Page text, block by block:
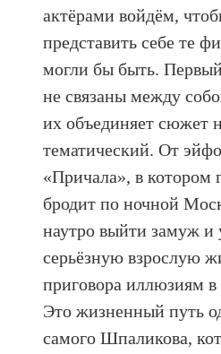
актёрами войдём,
представить себе те
могли бы быть.
не связаны между
их объединяет сюжет
тематический. От
«Причала», в котором
бродит по ночной
наутро выйти замуж и
серьёзную взрослую
приговора иллюзиям в
Это жизненный путь
самого Шпаликова,